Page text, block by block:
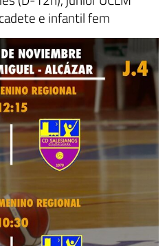
e infantil fem